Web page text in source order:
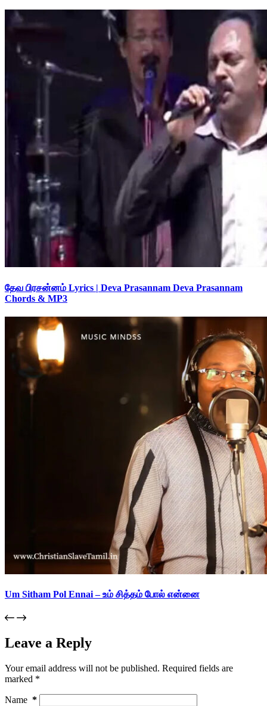
தேவ பிரசன்னம் Lyrics | Deva Prasannam Deva Prasannam
Chords & MP3
Um Sitham Pol Ennai – உம் சித்தம் போல் என்னை
Leave a Reply
Your email address will not be published. Required fields are
marked *
Name *